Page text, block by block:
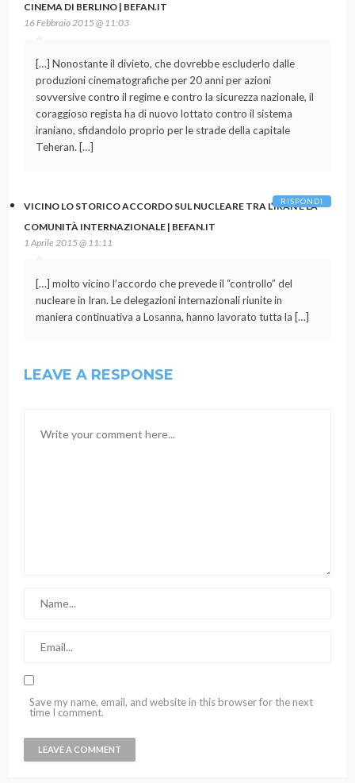
CINEMA DI BERLINO | BEFAN.IT
16 Febbraio 2015 @ 11:03
[…] Nonostante il divieto, che dovrebbe escluderlo dalle
produzioni cinematografiche per 20 anni per azioni
sovversive contro il regime e contro la sicurezza nazionale, il
coraggioso regista ha di nuovo lottato contro il sistema
iraniano, sfidandolo proprio per le strade della capitale
Teheran. […]
VICINO LO STORICO ACCORDO SUL NUCLEARE TRA L’IRAN E LA
COMUNITÀ INTERNAZIONALE | BEFAN.IT
1 Aprile 2015 @ 11:11
[…] molto vicino l’accordo che prevede il “controllo” del
nucleare in Iran. Le delegazioni internazionali riunite in
maniera continuativa a Losanna, hanno lavorato tutta la […]
RISPONDI
LEAVE A RESPONSE
Save my name, email, and website in this browser for the next
time I comment.